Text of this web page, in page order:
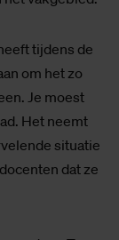
tijdens de
om het zo
Je moest
Het neemt
situatie
dat ze